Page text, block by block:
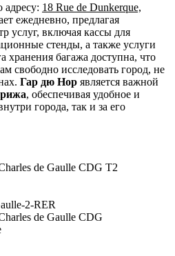
адресу: 18 Rue de Dunkerque,
ежедневно, предлагая
услуг, включая кассы для
стенды, а также услуги
хранения багажа доступна, что
свободно исследовать город, не
Гар дю Нор является важной
, обеспечивая удобное и
города, так и за его
de Gaulle CDG T2
2-RER
de Gaulle CDG